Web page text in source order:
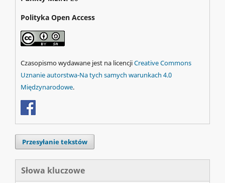
Polityka Open Access
Czasopismo wydawane jest na licencjiCreative Commons
Uznanie autorstwa-Na tych samych warunkach 4.0
Międzynarodowe.
Przesyłanie tekstów
Słowa kluczowe